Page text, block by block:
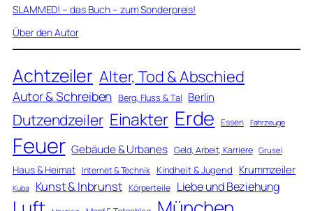
SLAMMED! – das Buch – zum Sonderpreis!
Über den Autor
Achtzeiler Alter, Tod & Abschied
Autor & Schreiben Berg, Fluss & Tal Berlin
Dutzendzeiler Einakter Erde Essen Fahrzeuge
Feuer Gebäude & Urbanes Geld, Arbeit, Karriere Grusel
Haus & Heimat Internet & Technik Kindheit & Jugend Krummzeiler
Kuba Kunst & Inbrunst Körperteile Liebe und Beziehung